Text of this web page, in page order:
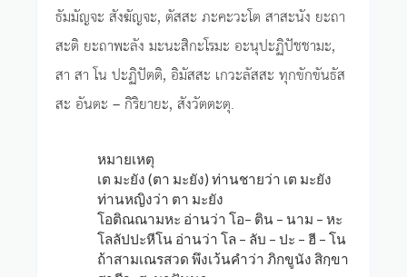
ธัมมัญจะ สังฆัญจะ, ตัสสะ ภะคะวะโต สาสะนัง ยะถา
สะติ ยะถาพะลัง มะนะสิกะโรมะ อะนุปะฏิปัชชามะ,
สา สา โน ปะฏิปัตติ, อิมัสสะ เกวะลัสสะ ทุกขักขันธัส
สะ อันตะ – กิริยายะ, สังวัตตะตุ.
หมายเหตุ
เต มะยัง (ตา มะยัง) ท่านชายว่า เต มะยัง
ท่านหญิงว่า ตา มะยัง
โอติณณามหะ อ่านว่า โอ– ติน – นาม – หะ
โลลัปปะหีโน อ่านว่า โล – ลับ – ปะ – ฮี – โน
ถ้าสามเณรสวด พึงเว้นคำว่า ภิกขูนัง สิกฺขา